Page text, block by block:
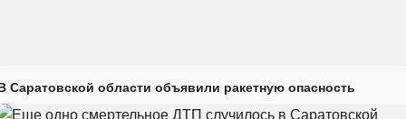
Саратовской области объявили ракетную опасность